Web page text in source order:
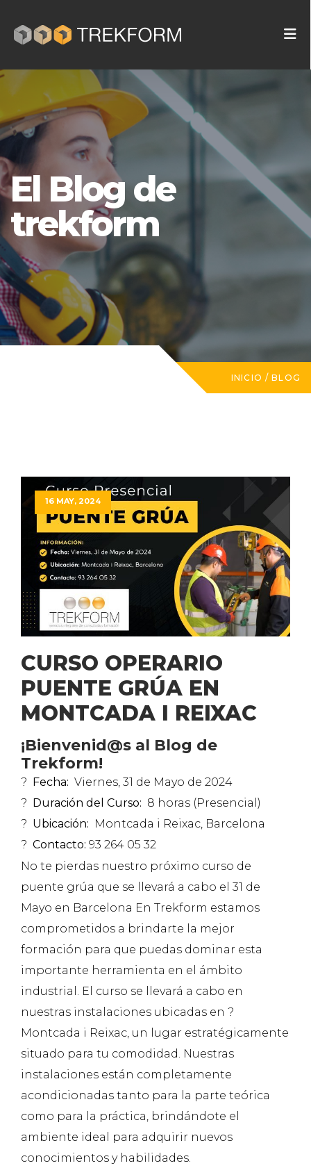
El Blog de
trekform
INICIO / BLOG
16 MAY, 2024
CURSO OPERARIO
PUENTE GRÚA EN
MONTCADA I REIXAC
¡Bienvenid@s al Blog de
Trekform!
?️ Fecha: Viernes, 31 de Mayo de 2024
? Duración del Curso: 8 horas (Presencial)
? Ubicación: Montcada i Reixac, Barcelona
? Contacto: 93 264 05 32
No te pierdas nuestro próximo curso de
puente grúa que se llevará a cabo el 31 de
Mayo en Barcelona En Trekform estamos
comprometidos a brindarte la mejor
formación para que puedas dominar esta
importante herramienta en el ámbito
industrial. El curso se llevará a cabo en
nuestras instalaciones ubicadas en ?
Montcada i Reixac, un lugar estratégicamente
situado para tu comodidad. Nuestras
instalaciones están completamente
acondicionadas tanto para la parte teórica
como para la práctica, brindándote el
ambiente ideal para adquirir nuevos
conocimientos y habilidades.